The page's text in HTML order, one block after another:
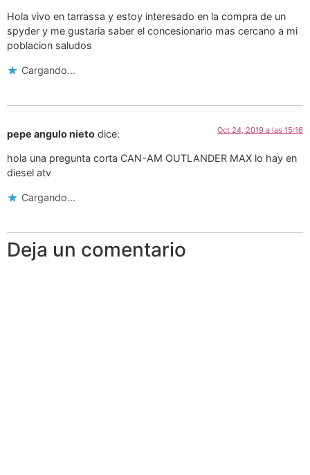
Hola vivo en tarrassa y estoy interesado en la compra de un
spyder y me gustaria saber el concesionario mas cercano a mi
poblacion saludos
Cargando...
pepe angulo nieto dice: Oct 24, 2019 a las 15:16
hola una pregunta corta CAN-AM OUTLANDER MAX lo hay en
diesel atv
Cargando...
Deja un comentario